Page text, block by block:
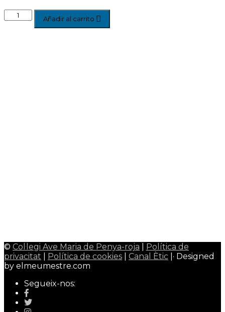
Añadir al carrito
© Col·legi Ave Maria de Penya-roja
Política de
privacitat
Política de cookies Canal Ètic |· Designed
by elmeumestre.com
Segueix-nos: